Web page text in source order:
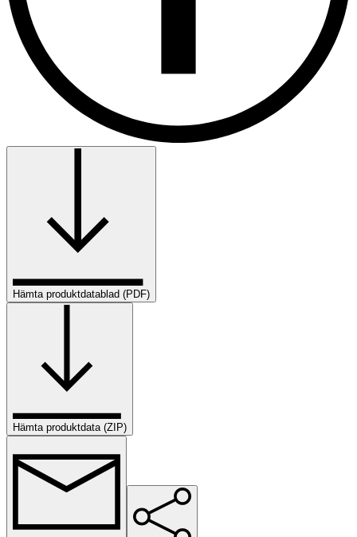
Hämta produktdatablad (PDF)
Hämta produktdata (ZIP)